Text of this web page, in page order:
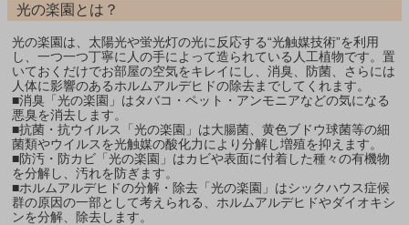
光の楽園とは？
光の楽園は、太陽光や蛍光灯の光に反応する“光触媒技術”を利用
し、一つ一つ丁寧に人の手によって造られている人工植物です。置
いておくだけでお部屋の空気をキレイにし、消臭、防菌、さらには
人体に影響のあるホルムアルデヒドの除去までしてくれます。
■消臭「光の楽園」はタバコ・ペット・アンモニアなどの気になる
悪臭を消去します。
■抗菌・抗ウイルス「光の楽園」は大腸菌、黄色ブドウ球菌等の細
菌類やウイルスを光触媒の酸化力により分解し増殖を抑えます。
■防汚・防カビ「光の楽園」はカビや表面に付着した種々の有機物
を分解し、汚れを防ぎます。
■ホルムアルデヒドの分解・除去「光の楽園」はシックハウス症候
群の原因の一部として考えられる、ホルムアルデヒドやダイオキシ
ンを分解、除去します。